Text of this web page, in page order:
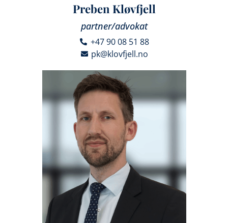
Preben Kløvfjell
partner/advokat
+47 90 08 51 88
pk@klovfjell.no